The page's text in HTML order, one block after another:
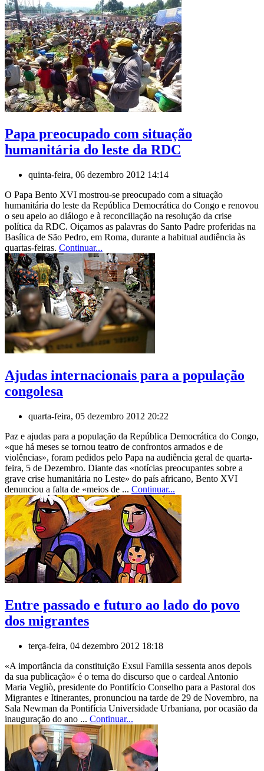
Papa preocupado com situação
humanitária do leste da RDC
quinta-feira, 06 dezembro 2012 14:14
O Papa Bento XVI mostrou-se preocupado com a situação
humanitária do leste da República Democrática do Congo e renovou
o seu apelo ao diálogo e à reconciliação na resolução da crise
política da RDC. Oiçamos as palavras do Santo Padre proferidas na
Basílica de São Pedro, em Roma, durante a habitual audiência às
quartas-feiras. Continuar...
Ajudas internacionais para a população
congolesa
quarta-feira, 05 dezembro 2012 20:22
Paz e ajudas para a população da República Democrática do Congo,
«que há meses se tornou teatro de confrontos armados e de
violências», foram pedidos pelo Papa na audiência geral de quarta-
feira, 5 de Dezembro. Diante das «notícias preocupantes sobre a
grave crise humanitária no Leste» do país africano, Bento XVI
denunciou a falta de «meios de ... Continuar...
Entre passado e futuro ao lado do povo
dos migrantes
terça-feira, 04 dezembro 2012 18:18
«A importância da constituição Exsul Familia sessenta anos depois
da sua publicação» é o tema do discurso que o cardeal Antonio
Maria Vegliò, presidente do Pontifício Conselho para a Pastoral dos
Migrantes e Itinerantes, pronunciou na tarde de 29 de Novembro, na
Sala Newman da Pontifícia Universidade Urbaniana, por ocasião da
inauguração do ano ... Continuar...